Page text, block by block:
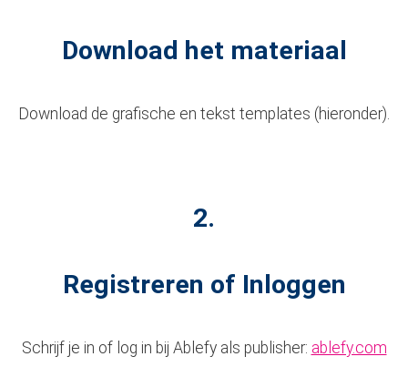
Download het materiaal
Download de grafische en tekst templates (hieronder).
2.
Registreren of Inloggen
Schrijf je in of log in bij Ablefy als publisher: ablefy.com